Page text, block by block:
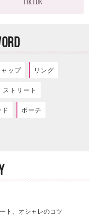
TIKTOK
ャップ リング
ストリート
ポーチ
ト、オシャレのコツ